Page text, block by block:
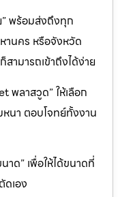
พร้อมส่งถึงทุก
านคร หรือจังหวัด
ามารถเข้าถึงได้ง่าย
พลาสวูด” ให้เลือก
นา ตอบโจทย์ทั้งงาน
ด” เพื่อให้ได้ขนาดที่
ดเอง